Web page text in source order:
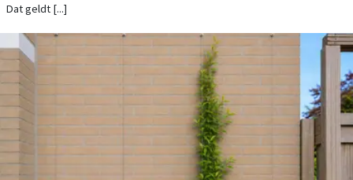
Dat geldt [...]